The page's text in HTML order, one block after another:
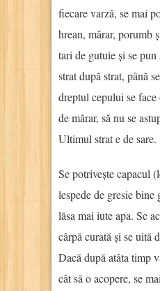
fiecare varză, se mai
hrean, mărar, porumb
tari de gutuie și se pun
strat după strat, până
dreptul cepului se face
de mărar, să nu se
Ultimul strat e de sare.
Se potrivește capacul
lespede de gresie
lăsa mai iute apa. Se
cârpă curată și se uită
Dacă după atâta timp
cât să o acopere, se